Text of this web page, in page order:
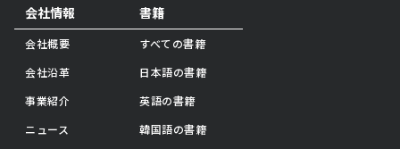
会社情報
会社概要
会社沿革
事業紹介
ニュース
書籍
すべての書籍
日本語の書籍
英語の書籍
韓国語の書籍